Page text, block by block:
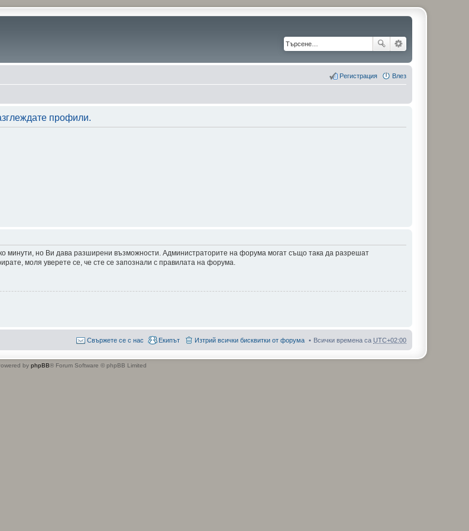
Влез
Регистрация
профили.
минути, но Ви дава разширени възможности. Администраторите на форума могат също така да разрешат
моля уверете се, че сте се запознали с правилата на форума.
Всички времена са UTC+02:00
Изтрий всички бисквитки от форума
Екипът
Свържете се с нас
by phpBB® Forum Software © phpBB Limited